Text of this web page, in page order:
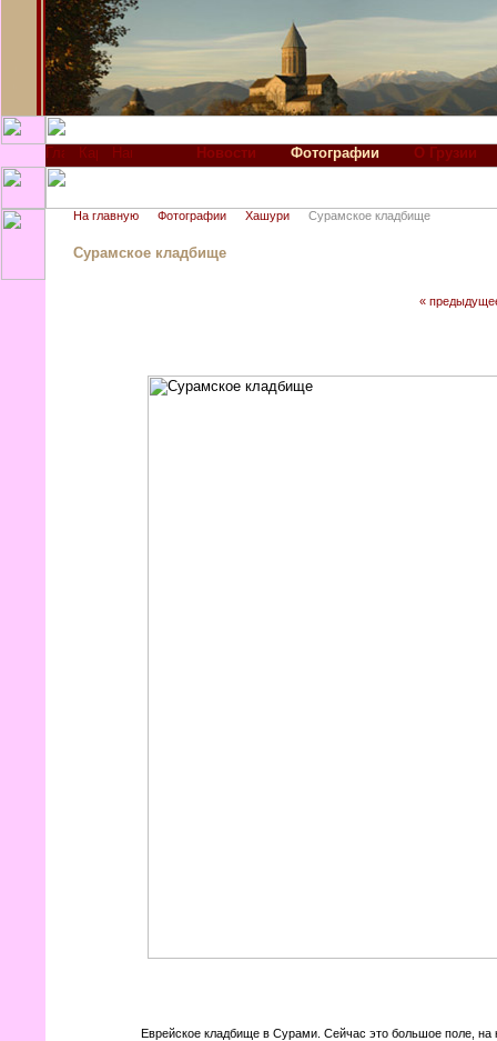
Новости Фотографии О Грузии
На главную Фотографии Хашури Сурамское кладбище
Сурамское кладбище
«
Еврейское кладбище в Сурами. Сейчас это большое поле, на